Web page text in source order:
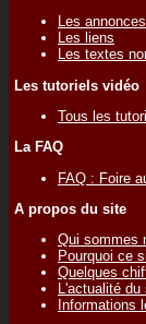
Les annonces
Les liens
Les textes
Les tutoriels vidéo
Tous les
La FAQ
FAQ : Foire
A propos du site
Qui sommes
Pourquoi ce
Quelques
L'actualité du
Informations